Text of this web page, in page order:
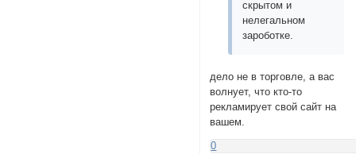
скрытом и
нелегальном
зароботке.
дело не в торговле, а вас
волнует, что кто-то
рекламирует свой сайт на
вашем.
0